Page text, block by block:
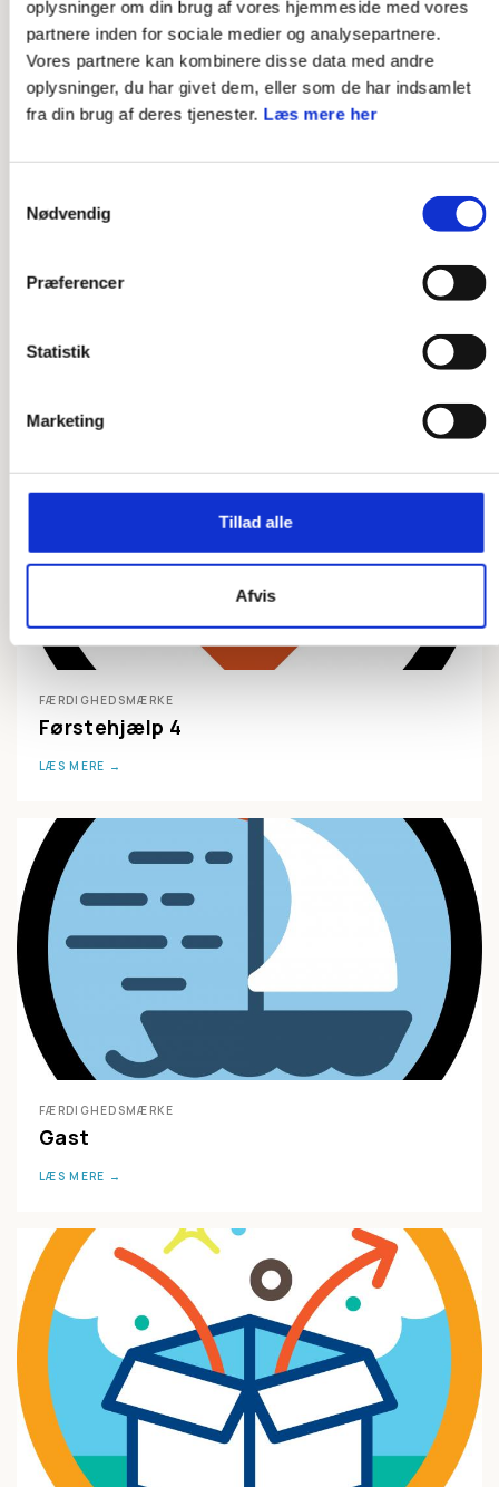
oplysninger om din brug af vores hjemmeside med vores
partnere inden for sociale medier og analysepartnere.
Vores partnere kan kombinere disse data med andre
oplysninger, du har givet dem, eller som de har indsamlet
fra din brug af deres tjenester. Læs mere her
Nødvendig
Præferencer
Statistik
Marketing
Tillad alle
Afvis
FÆRDIGHEDSMÆRKE
LÆS MERE
FÆRDIGHEDSMÆRKE
Førstehjælp 4
LÆS MERE
FÆRDIGHEDSMÆRKE
Gast
LÆS MERE